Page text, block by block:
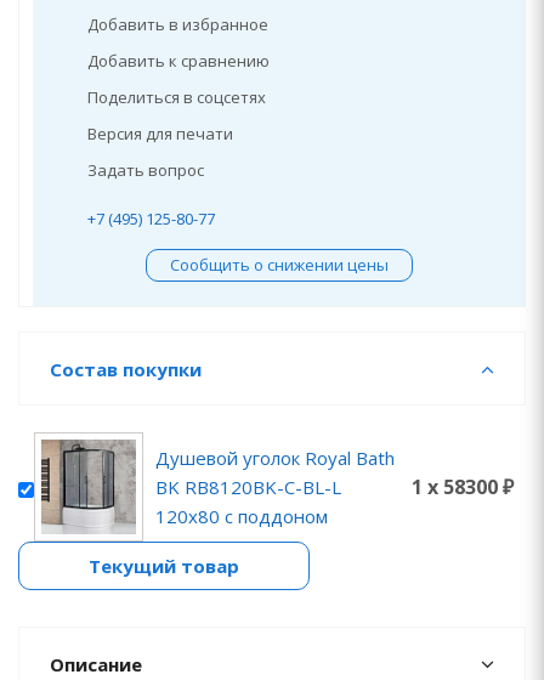
Добавить в избранное
Добавить к сравнению
Поделиться в соцсетях
Версия для печати
Задать вопрос
+7 (495) 125-80-77
Сообщить о снижении цены
Состав покупки
Душевой уголок Royal Bath
BK RB8120BK-C-BL-L
120x80 с поддоном
1 x 58300 ₽
Текущий товар
Описание